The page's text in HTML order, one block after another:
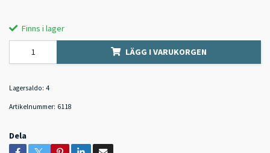
Finns i lager
LÄGG I VARUKORGEN
Lagersaldo: 4
Artikelnummer: 6118
Dela